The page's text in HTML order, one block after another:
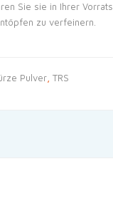
Sie sie in Ihrer
zu verfeinern.
Pulver TRS